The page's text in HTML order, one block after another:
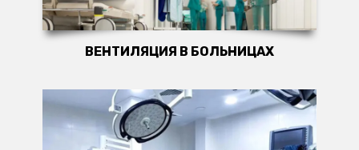
ВЕНТИЛЯЦИЯ В БОЛЬНИЦАХ